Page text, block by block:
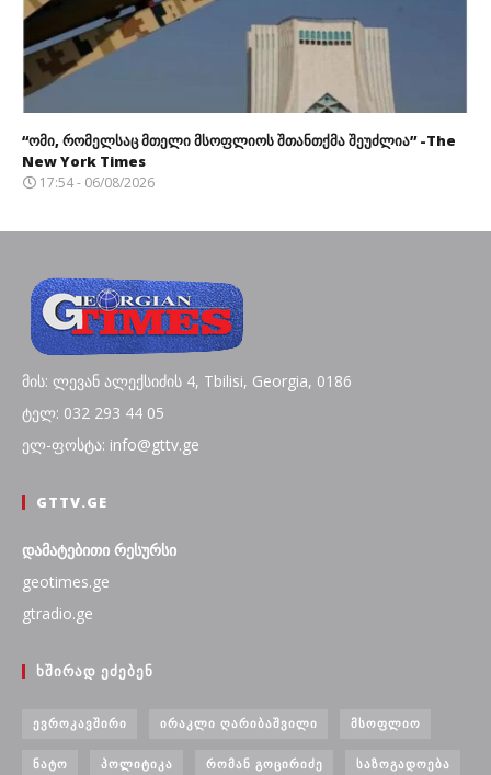
“ომი, რომელსაც მთელი მსოფლიოს შთანთქმა შეუძლია” -The
New York Times
17:54 - 06/08/2026
მის: ლევან ალექსიძის 4, Tbilisi, Georgia, 0186
ტელ: 032 293 44 05
ელ-ფოსტა: info@gttv.ge
GTTV.GE
დამატებითი რესურსი
geotimes.ge
gtradio.ge
ᲮᲨᲘᲠᲐᲓ ᲔᲫᲔᲑᲔᲜ
ᲔᲕᲠᲝᲙᲐᲕᲨᲘᲠᲘ ᲘᲠᲐᲙᲚᲘ ᲦᲐᲠᲘᲑᲐᲨᲕᲘᲚᲘ ᲛᲡᲝᲤᲚᲘᲝ
ᲜᲐᲢᲝ ᲞᲝᲚᲘᲢᲘᲙᲐ ᲠᲝᲛᲐᲜ ᲒᲝᲪᲘᲠᲘᲫᲔ ᲡᲐᲖᲝᲒᲐᲓᲝᲔᲑᲐ